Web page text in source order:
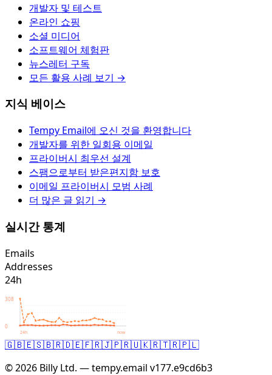
개발자 및 테스트
온라인 쇼핑
소셜 미디어
소프트웨어 체험판
뉴스레터 구독
모든 활용 사례 보기 →
지식 베이스
Tempy Email에 오신 것을 환영합니다
개발자를 위한 일회용 이메일
프라이버시 최우선 설계
스팸으로부터 받은편지함 보호
이메일 프라이버시 모범 사례
더 많은 글 읽기 →
실시간 통계
Emails
Addresses
24h
308
0
24h now
🇬🇧🇪🇸🇧🇷🇩🇪🇫🇷🇯🇵🇷🇺🇰🇷🇹🇷🇵🇱
© 2026 Billy Ltd. — tempy.email v177.e9cd6b3